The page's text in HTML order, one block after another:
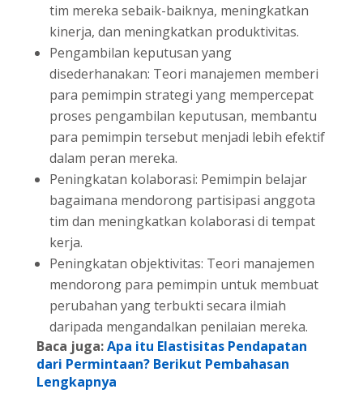
tim mereka sebaik-baiknya, meningkatkan
kinerja, dan meningkatkan produktivitas.
Pengambilan keputusan yang
disederhanakan: Teori manajemen memberi
para pemimpin strategi yang mempercepat
proses pengambilan keputusan, membantu
para pemimpin tersebut menjadi lebih efektif
dalam peran mereka.
Peningkatan kolaborasi: Pemimpin belajar
bagaimana mendorong partisipasi anggota
tim dan meningkatkan kolaborasi di tempat
kerja.
Peningkatan objektivitas: Teori manajemen
mendorong para pemimpin untuk membuat
perubahan yang terbukti secara ilmiah
daripada mengandalkan penilaian mereka.
Baca juga:Apa itu Elastisitas Pendapatan
dari Permintaan? Berikut Pembahasan
Lengkapnya